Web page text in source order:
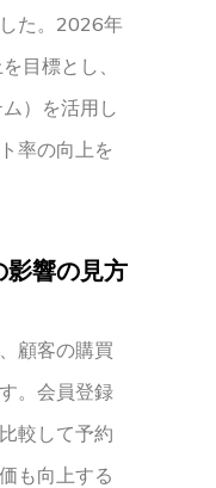
た。2026年
目標とし、
）を活用し
率の向上を
影響の見方
顧客の購買
。会員登録
較して予約
も向上する